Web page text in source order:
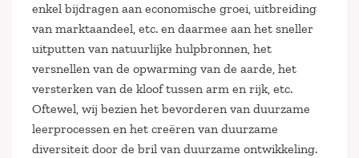
enkel bijdragen aan economische groei, uitbreiding
van marktaandeel, etc. en daarmee aan het sneller
uitputten van natuurlijke hulpbronnen, het
versnellen van de opwarming van de aarde, het
versterken van de kloof tussen arm en rijk, etc.
Oftewel, wij bezien het bevorderen van duurzame
leerprocessen en het creëren van duurzame
diversiteit door de bril van duurzame ontwikkeling.